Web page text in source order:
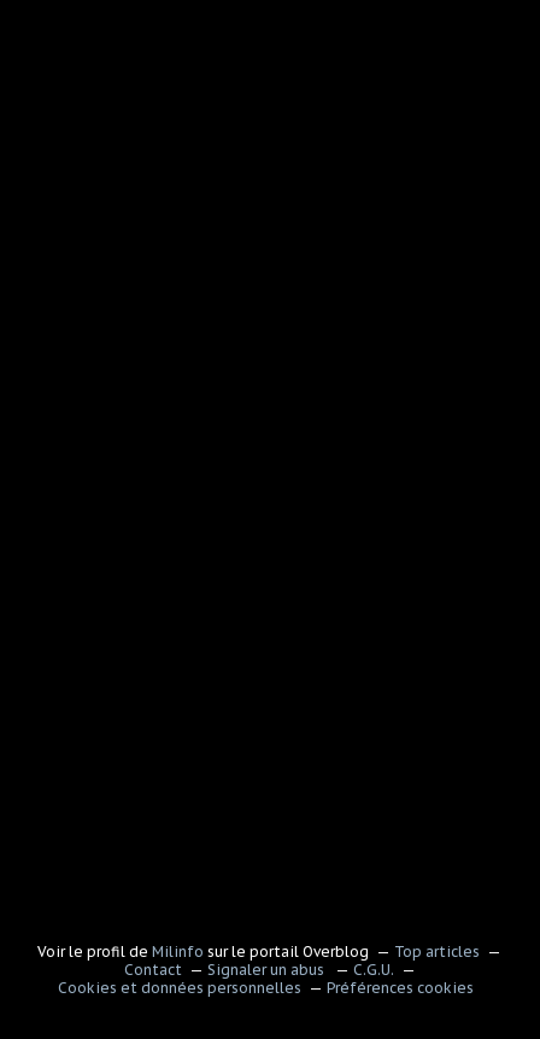
Voir le profil deMilinfo sur le portail Overblog
Top articles
Contact
Signaler un abus
C.G.U.
Cookies et données personnelles
Préférences cookies